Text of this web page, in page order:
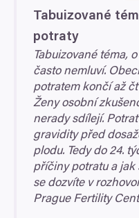
Tabuizované
potraty
Tabuizované téma,
často nemluví.
potratem končí až
Ženy osobní
nerady sdílejí.
gravidity před
plodu. Tedy do 24.
příčiny potratu a jak
se dozvíte v
Prague Fertility